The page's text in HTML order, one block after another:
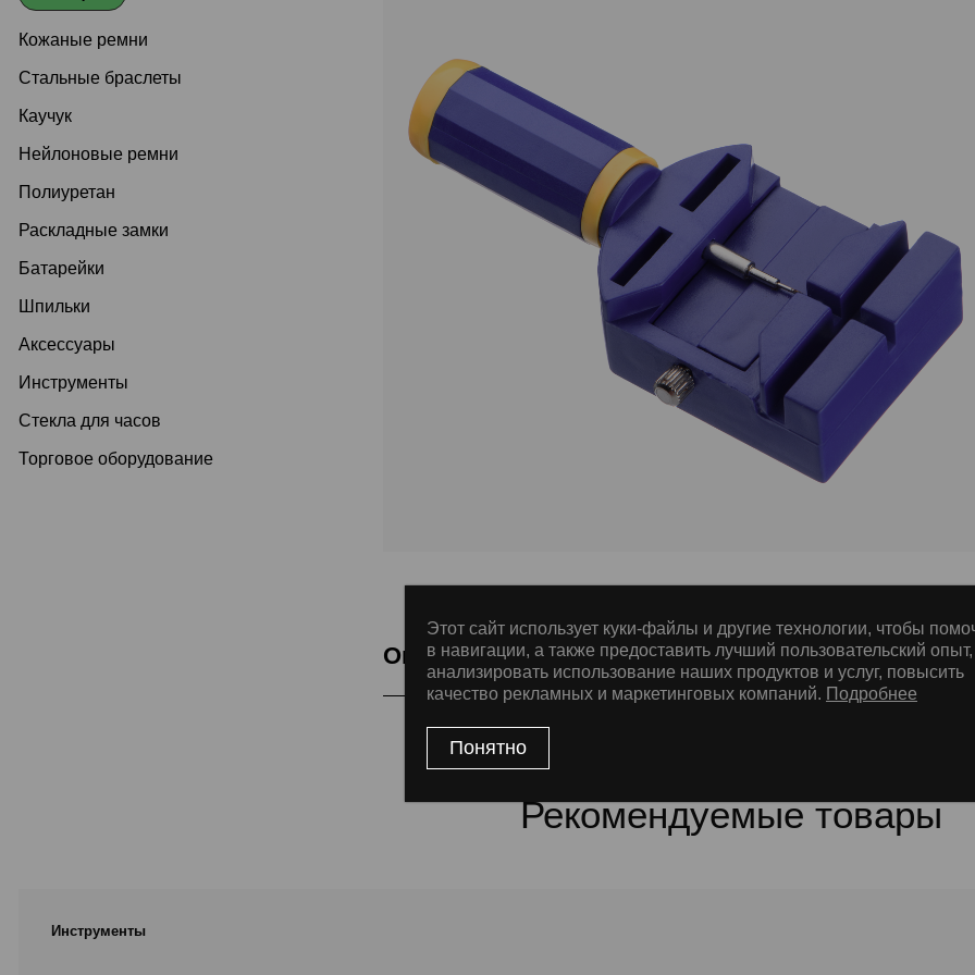
Кожаные ремни
Стальные браслеты
Каучук
Нейлоновые ремни
Полиуретан
Раскладные замки
Батарейки
Шпильки
Аксессуары
Инструменты
Стекла для часов
Торговое оборудование
Описание
Рекомендуемые товары
Инструменты
Этот сайт использует куки-файлы и другие технологии, чтобы
в навигации, а также предоставить лучший пользовательский опыт,
анализировать использование наших продуктов и услуг, повысить
качество рекламных и маркетинговых компаний. Подробнее
Понятно